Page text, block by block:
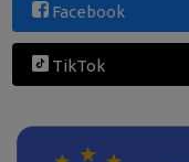
Facebook
TikTok